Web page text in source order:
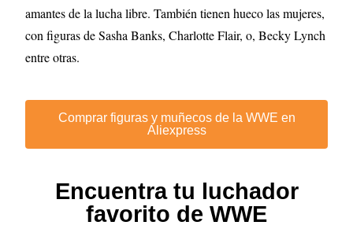
amantes de la lucha libre. También tienen hueco las mujeres,
con figuras de Sasha Banks, Charlotte Flair, o, Becky Lynch
entre otras.
Comprar figuras y muñecos de la WWE en
Aliexpress
Encuentra tu luchador
favorito de WWE